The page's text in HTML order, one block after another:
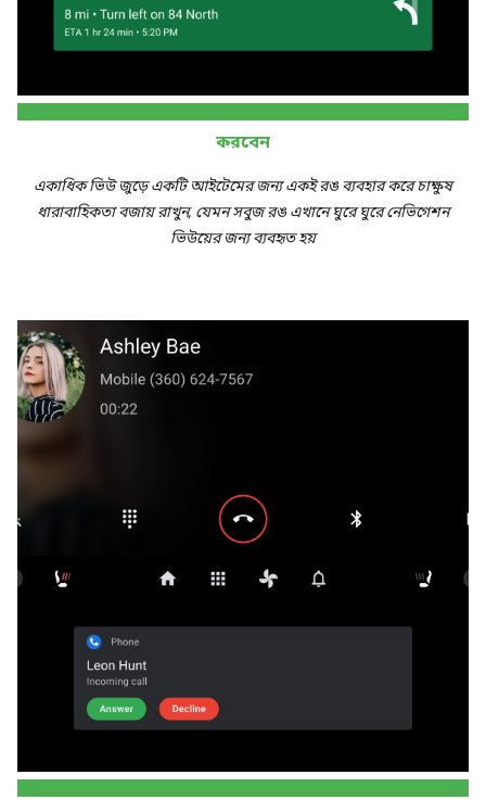
করবেন
একাধিক ভিউ জুড়ে একটি আইটেমের জন্য একই রঙ ব্যবহার করে চাক্ষুষ
ধারাবাহিকতা বজায় রাখুন, যেমন সবুজ রঙ এখানে ঘুরে ঘুরে নেভিগেশন
ভিউয়ের জন্য ব্যবহৃত হয়